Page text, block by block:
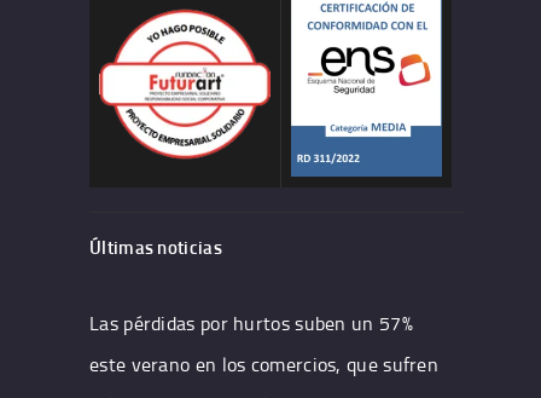
Últimas noticias
Las pérdidas por hurtos suben un 57%
este verano en los comercios, que sufren